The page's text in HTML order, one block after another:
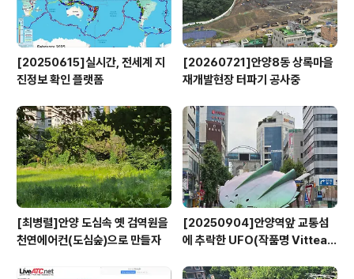
[20250615]실시간, 전세계 지
진정보 확인 플랫폼
[20260721]안양8동 상록마을
재개발현장 터파기 공사중
[최병렬]안양 도심속 옛 검역원을
천연에어컨(도심숲)으로 만들자
[20250904]안양역앞 교통섬
에 추락한 UFO(작품명 Vitteau